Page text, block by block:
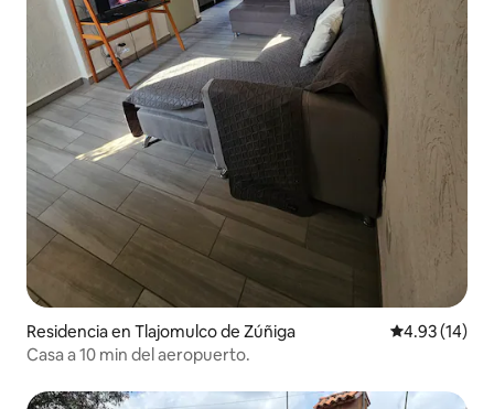
Residencia en Tlajomulco de Zúñiga Calificación
4.93 (14)
Casa a 10 min del aeropuerto.